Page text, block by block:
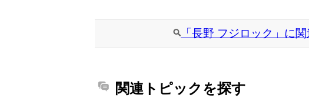
「長野 フジロック」に
関連トピックを探す